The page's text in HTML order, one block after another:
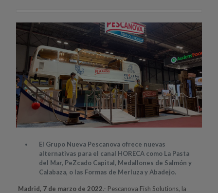
El Grupo Nueva Pescanova ofrece nuevas
alternativas para el canal HORECA como La Pasta
del Mar, PeZcado Capital, Medallones de Salmón y
Calabaza, o las Formas de Merluza y Abadejo.
Madrid, 7 de marzo de 2022.- Pescanova Fish Solutions, la